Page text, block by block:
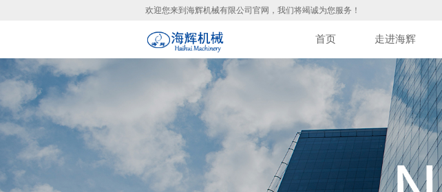
欢迎您来到海辉机械有限公司官网，我们将竭诚为您服务！
首页 走进海辉